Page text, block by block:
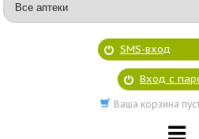
SMS-вход
Вход с
Ваша корзина